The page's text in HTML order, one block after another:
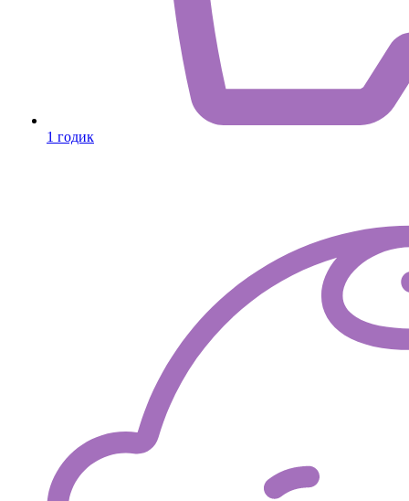
1 годик